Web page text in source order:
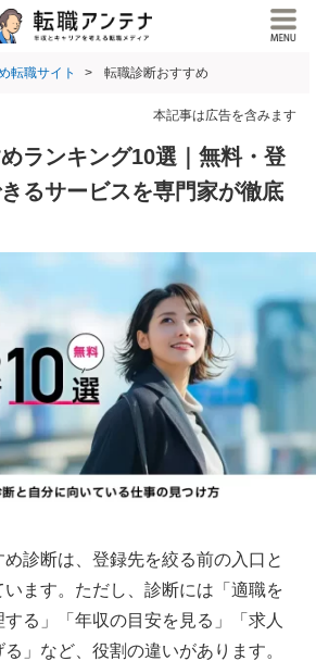
転職サイト 転職診断おすすめ
本記事は広告を含みます
ランキング10選｜無料・登
るサービスを専門家が徹底
診断は、登録先を絞る前の入口と
います。ただし、診断には「適職を
る」「年収の目安を見る」「求人
」など、役割の違いがあります。